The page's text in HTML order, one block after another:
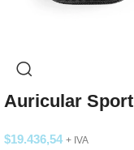
Auricular Sport
$19.436,54 + IVA